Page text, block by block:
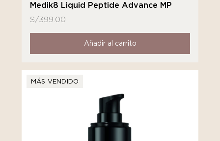
Medik8 Liquid Peptide Advance MP
S/399.00
Añadir al carrito
MÁS VENDIDO